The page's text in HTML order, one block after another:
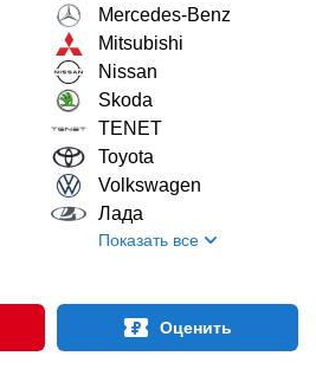
Mercedes-Benz
Mitsubishi
Nissan
Skoda
TENET
Toyota
Volkswagen
Лада
Показать все
Оценить